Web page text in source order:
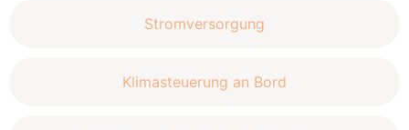
Stromversorgung
Klimasteuerung an Bord